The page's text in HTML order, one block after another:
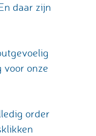
daar zijn
voor onze
order